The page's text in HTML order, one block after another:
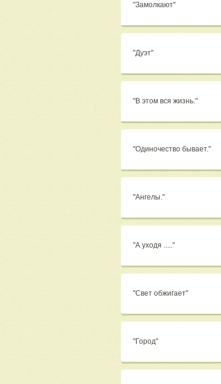
"Замолкают"
"Дуэт"
"В этом вся жизнь."
"Одиночество бывает."
"Ангелы."
"А уходя ....."
"Свет обжигает"
"Город"